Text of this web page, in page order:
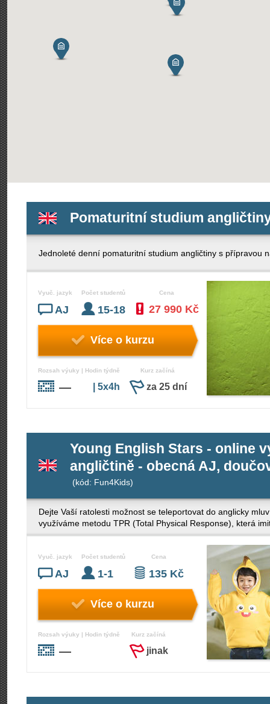
Pomaturitní studium
Jednoleté denní pomaturitní studium angličtiny s přípravou
Vyuč. jazyk
AJ
Počet studentů
15-18
Cena
27 990 Kč
Více o kurzu
Rozsah výuky | Hodin týdně
— | 5x4h
Kurz začíná
za 25 dní
Young English Stars - online
angličtině - obecná AJ,
(kód: Fun4Kids)
Dejte Vaší ratolesti možnost se teleportovat do anglicky
využíváme metodu TPR (Total Physical Response), která
Vyuč. jazyk
AJ
Počet studentů
1-1
Cena
135 Kč
Více o kurzu
Rozsah výuky | Hodin týdně
—
Kurz začíná
jinak